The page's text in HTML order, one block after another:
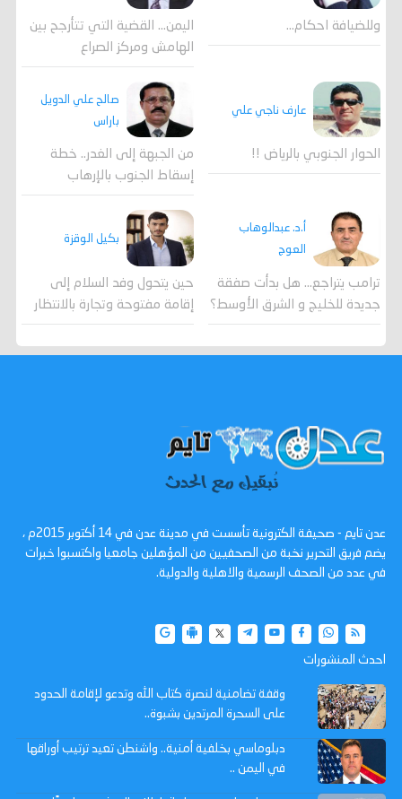
وللضيافة احكام…
اليمن… القضية التي تتأرجح بين
الهامش ومركز الصراع
عارف ناجي علي
الحوار الجنوبي بالرياض !!
صالح علي الدويل
باراس
من الجبهة إلى الغدر.. خطة
إسقاط الجنوب بالإرهاب
أ.د. عبدالوهاب
العوج
ترامب يتراجع... هل بدأت صفقة
جديدة للخليج و الشرق الأوسط؟
بكيل الوقزة
حين يتحول وفد السلام إلى
إقامة مفتوحة وتجارة بالانتظار
عدن تايم - صحيفة الكترونية تأسست في مدينة عدن في 14 أكتوبر 2015م ،
يضم فريق التحرير نخبة من الصحفيين من المؤهلين جامعيا واكتسبوا خبرات
في عدد من الصحف الرسمية والاهلية والدولية.
احدث المنشورات
وقفة تضامنية لنصرة كتاب الله وتدعو لإقامة الحدود
على السحرة المرتدين بشبوة..
دبلوماسي بخلفية أمنية.. واشنطن تعيد ترتيب أوراقها
في اليمن ..